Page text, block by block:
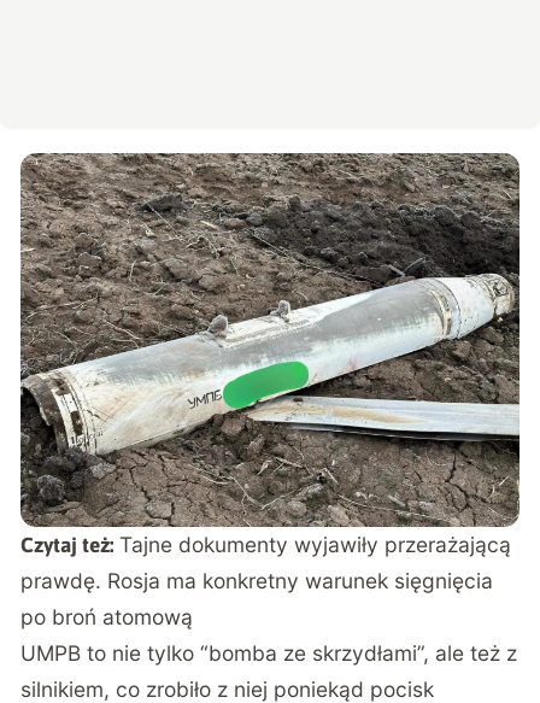
Czytaj też: Tajne dokumenty wyjawiły przerażającą
prawdę. Rosja ma konkretny warunek sięgnięcia
po broń atomową
UMPB to nie tylko “bomba ze skrzydłami”, ale też z
silnikiem, co zrobiło z niej poniekąd pocisk